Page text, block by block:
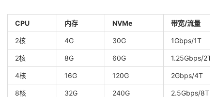
CPU 内存 NVMe 带宽/流量
2核 4G 30G 1Gbps/1T
2核 8G 60G 1.25Gbps/2T
4核 16G 120G 2Gbps/4T
8核 32G 240G 2.5Gbps/8T